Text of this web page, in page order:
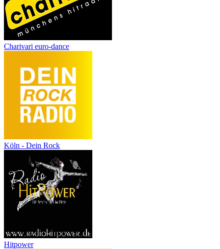
Charivari euro-dance
Köln - Dein Rock
Hitpower